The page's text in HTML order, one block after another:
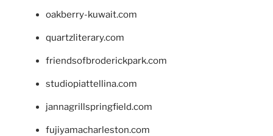
oakberry-kuwait.com
quartzliterary.com
friendsofbroderickpark.com
studiopiattellina.com
jannagrillspringfield.com
fujiyamacharleston.com